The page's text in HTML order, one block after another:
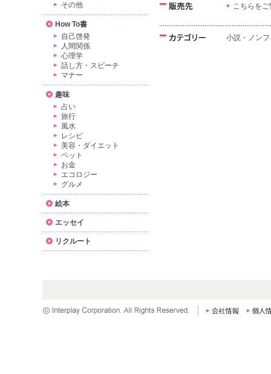
こちらを
小説・ノン
その他
How To書
自己啓発
人間関係
心理学
話し方・スピーチ
マナー
趣味
占い
旅行
風水
レシピ
美容・ダイエット
ペット
お金
エコロジー
グルメ
絵本
エッセイ
リクルート